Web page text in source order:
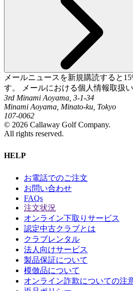
メールニュースを新規購読すると
す。 メールにおける個人情報取扱
3rd Minami Aoyama, 3-1-34
Minami Aoyama, Minato-ku, Tokyo
107-0062
© 2026 Callaway Golf Company.
All rights reserved.
HELP
お電話でのご注文
お問い合わせ
FAQs
注文状況
オンライン下取りサービス
認定中古クラブとは
クラブレンタル
法人向けサービス
製品保証について
模倣品について
オンライン詐欺についての注